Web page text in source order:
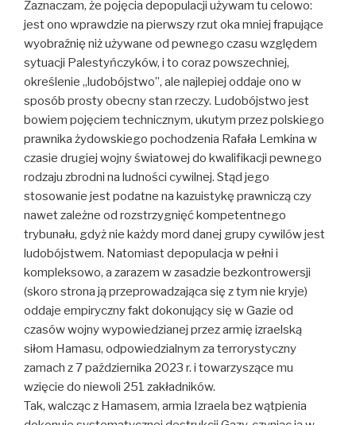
Zaznaczam, że pojęcia depopulacji używam tu celowo:
jest ono wprawdzie na pierwszy rzut oka mniej frapujące
wyobraźnię niż używane od pewnego czasu względem
sytuacji Palestyńczyków, i to coraz powszechniej,
określenie „ludobójstwo”, ale najlepiej oddaje ono w
sposób prosty obecny stan rzeczy. Ludobójstwo jest
bowiem pojęciem technicznym, ukutym przez polskiego
prawnika żydowskiego pochodzenia Rafała Lemkina w
czasie drugiej wojny światowej do kwalifikacji pewnego
rodzaju zbrodni na ludności cywilnej. Stąd jego
stosowanie jest podatne na kazuistykę prawniczą czy
nawet zależne od rozstrzygnięć kompetentnego
trybunału, gdyż nie każdy mord danej grupy cywilów jest
ludobójstwem. Natomiast depopulacja w pełni i
kompleksowo, a zarazem w zasadzie bezkontrowersji
(skoro strona ją przeprowadzająca się z tym nie kryje)
oddaje empiryczny fakt dokonujący się w Gazie od
czasów wojny wypowiedzianej przez armię izraelską
siłom Hamasu, odpowiedzialnym za terrorystyczny
zamach z 7 października 2023 r. i towarzyszące mu
wzięcie do niewoli 251 zakładników.
Tak, walcząc z Hamasem, armia Izraela bez wątpienia